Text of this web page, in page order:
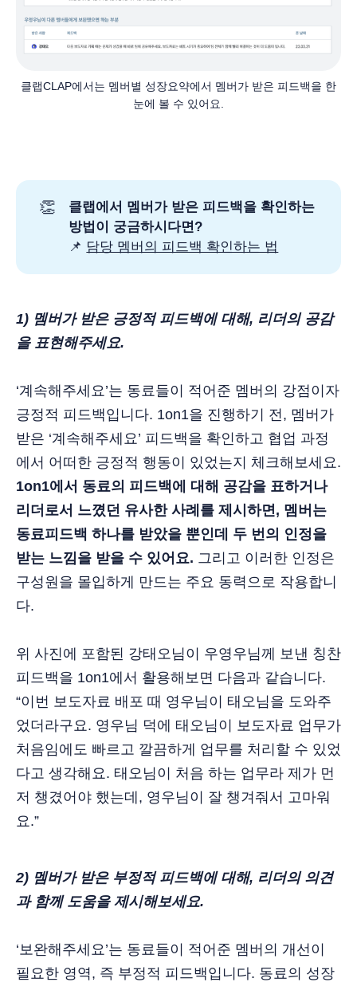
클랩CLAP에서는 멤버별 성장요약에서 멤버가 받은 피드백을 한
눈에 볼 수 있어요.
👏
클랩에서 멤버가 받은 피드백을 확인하는
방법이 궁금하시다면?
📌 담당 멤버의 피드백 확인하는 법
1) 멤버가 받은 긍정적 피드백에 대해, 리더의 공감
을 표현해주세요.
‘계속해주세요’는 동료들이 적어준 멤버의 강점이자
긍정적 피드백입니다. 1on1을 진행하기 전, 멤버가
받은 ‘계속해주세요’ 피드백을 확인하고 협업 과정
에서 어떠한 긍정적 행동이 있었는지 체크해보세요.
1on1에서 동료의 피드백에 대해 공감을 표하거나
리더로서 느꼈던 유사한 사례를 제시하면, 멤버는
동료피드백 하나를 받았을 뿐인데 두 번의 인정을
받는 느낌을 받을 수 있어요. 그리고 이러한 인정은
구성원을 몰입하게 만드는 주요 동력으로 작용합니
다.
위 사진에 포함된 강태오님이 우영우님께 보낸 칭찬
피드백을 1on1에서 활용해보면 다음과 같습니다.
“이번 보도자료 배포 때 영우님이 태오님을 도와주
었더라구요. 영우님 덕에 태오님이 보도자료 업무가
처음임에도 빠르고 깔끔하게 업무를 처리할 수 있었
다고 생각해요. 태오님이 처음 하는 업무라 제가 먼
저 챙겼어야 했는데, 영우님이 잘 챙겨줘서 고마워
요.”
2) 멤버가 받은 부정적 피드백에 대해, 리더의 의견
과 함께 도움을 제시해보세요.
‘보완해주세요’는 동료들이 적어준 멤버의 개선이
필요한 영역, 즉 부정적 피드백입니다. 동료의 성장